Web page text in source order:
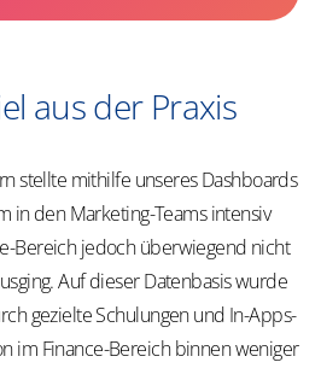
aus der Praxis
stellte mithilfe unseres Dashboards
in den Marketing-Teams intensiv
Bereich jedoch überwiegend nicht
Auf dieser Datenbasis wurde
gezielte Schulungen und In-Apps-
im Finance-Bereich binnen weniger